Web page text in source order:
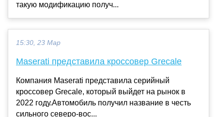
такую модификацию получ...
15:30, 23 Мар
Maserati представила кроссовер Grecale
Компания Maserati представила серийный
кроссовер Grecale, который выйдет на рынок в
2022 году.Автомобиль получил название в честь
сильного северо-вос...